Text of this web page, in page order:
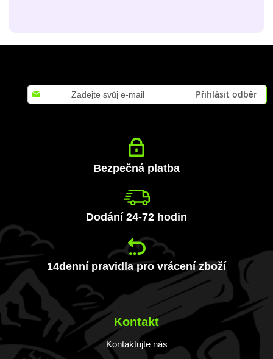
Přihlaste
se
Přihlásit odběr
Bezpečná platba
Dodání 24-72 hodin
14denní pravidla pro vrácení zboží
Kontakt
Kontaktujte nás